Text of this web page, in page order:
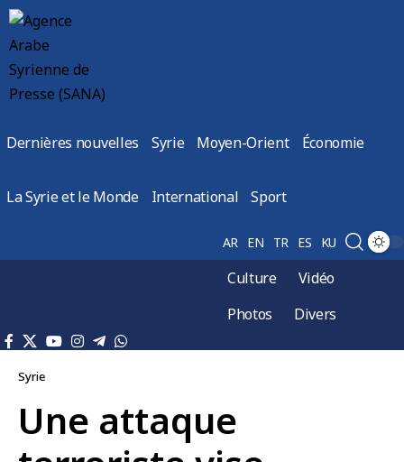
Dernières nouvelles Syrie Moyen-Orient Économie
La Syrie et le Monde International Sport
AR EN TR ES KU
Culture
Vidéo
Photos
Divers
Syrie
Une attaque